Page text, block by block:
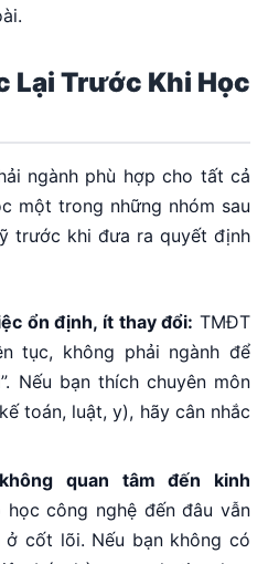
Lại Trước Khi Học
ngành phù hợp cho tất cả
một trong những nhóm sau
trước khi đưa ra quyết định
ổn định, ít thay đổi: TMĐT
tục, không phải ngành để
Nếu bạn thích chuyên môn
toán, luật, y), hãy cân nhắc
quan tâm đến kinh
công nghệ đến đâu vẫn
ở cốt lõi. Nếu bạn không có